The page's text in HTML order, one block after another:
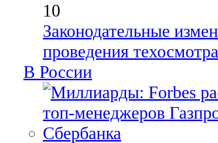
10
Законодательные
проведения
В России